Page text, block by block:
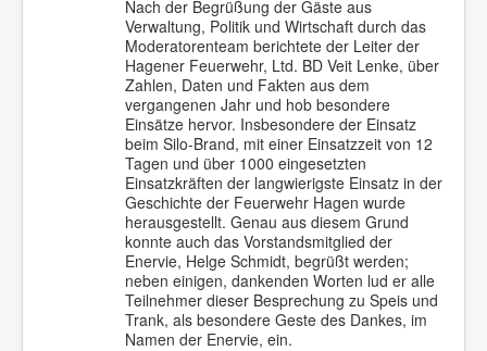
Nach der Begrüßung der Gäste aus
Verwaltung, Politik und Wirtschaft durch das
Moderatorenteam berichtete der Leiter der
Hagener Feuerwehr, Ltd. BD Veit Lenke, über
Zahlen, Daten und Fakten aus dem
vergangenen Jahr und hob besondere
Einsätze hervor. Insbesondere der Einsatz
beim Silo-Brand, mit einer Einsatzzeit von 12
Tagen und über 1000 eingesetzten
Einsatzkräften der langwierigste Einsatz in der
Geschichte der Feuerwehr Hagen wurde
herausgestellt. Genau aus diesem Grund
konnte auch das Vorstandsmitglied der
Enervie, Helge Schmidt, begrüßt werden;
neben einigen, dankenden Worten lud er alle
Teilnehmer dieser Besprechung zu Speis und
Trank, als besondere Geste des Dankes, im
Namen der Enervie, ein.